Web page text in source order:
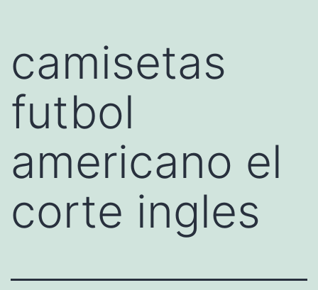
camisetas
futbol
americano el
corte ingles